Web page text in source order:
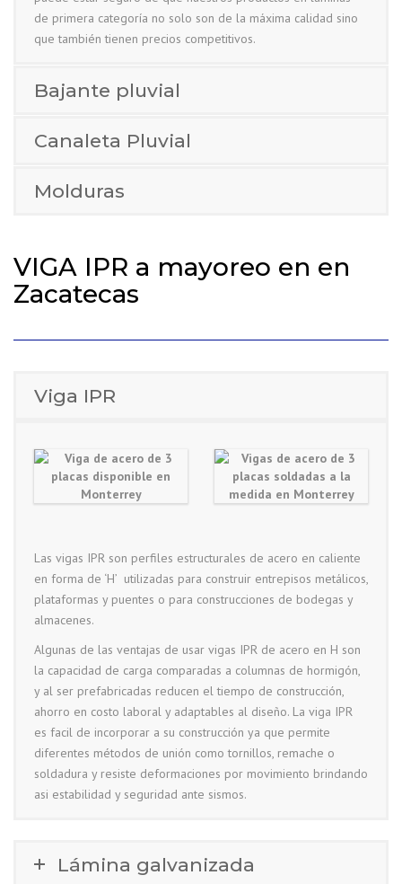
de primera categoría no solo son de la máxima calidad sino
que también tienen precios competitivos.
Bajante pluvial
Canaleta Pluvial
Molduras
VIGA IPR a mayoreo en en
Zacatecas
Viga IPR
Las vigas IPR son perfiles estructurales de acero en caliente
en forma de ‘H’ utilizadas para construir entrepisos metálicos,
plataformas y puentes o para construcciones de bodegas y
almacenes.
Algunas de las ventajas de usar vigas IPR de acero en H son
la capacidad de carga comparadas a columnas de hormigón,
y al ser prefabricadas reducen el tiempo de construcción,
ahorro en costo laboral y adaptables al diseño. La viga IPR
es facil de incorporar a su construcción ya que permite
diferentes métodos de unión como tornillos, remache o
soldadura y resiste deformaciones por movimiento brindando
asi estabilidad y seguridad ante sismos.
Lámina galvanizada